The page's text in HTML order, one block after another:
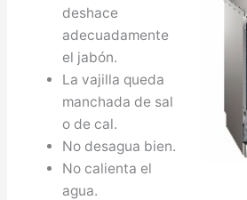
deshace
adecuadamente
el jabón.
La vajilla queda
manchada de sal
o de cal.
No desagua bien.
No calienta el
agua.